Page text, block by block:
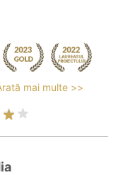
mai multe >>